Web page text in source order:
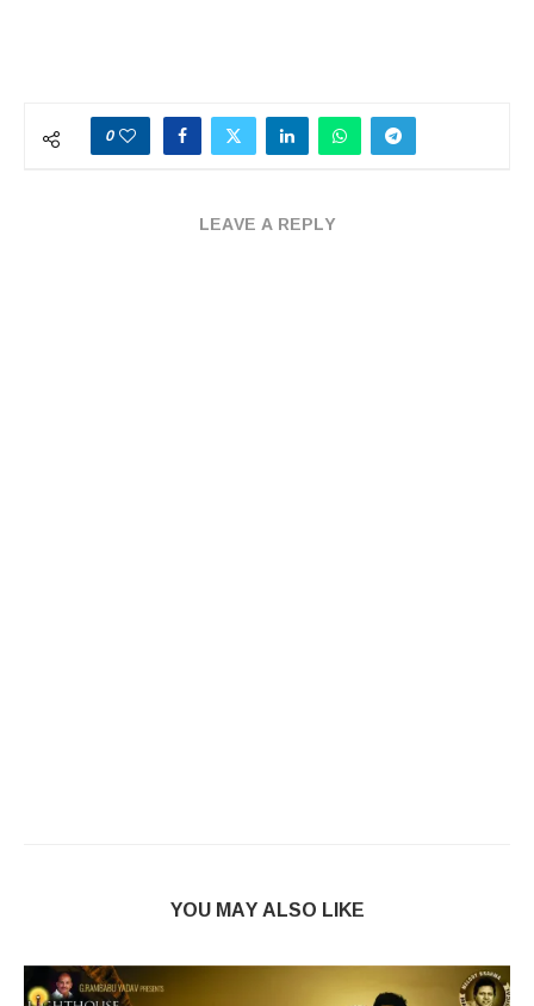
0
LEAVE A REPLY
YOU MAY ALSO LIKE